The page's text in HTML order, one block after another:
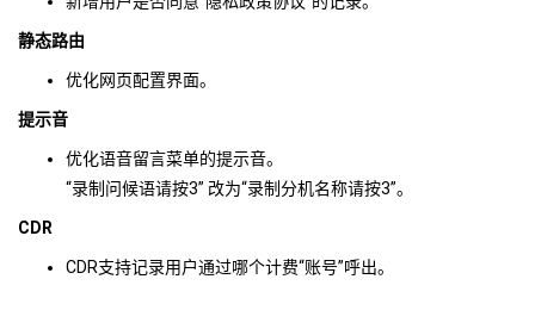
静态路由
优化网页配置界面。
提示音
优化语音留言菜单的提示音。
“录制问候语请按3” 改为“录制分机名称请按3”。
CDR
CDR支持记录用户通过哪个计费“账号”呼出。